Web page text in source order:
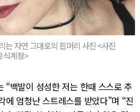
자연 그대로의 흰머리 사진 <사진
계정>
“백발이 성성한 저는 한때 스스로 추
에 엄청난 스트레스를 받았다”며 “진